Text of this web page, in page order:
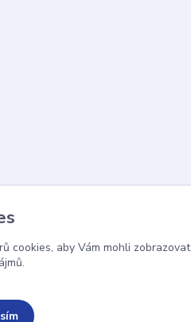
cookies, aby Vám mohli zobrazovat